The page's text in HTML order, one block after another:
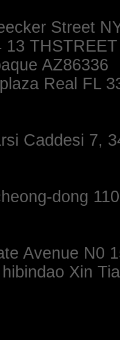
Street
13
AZ86336
Real FL
Caddesi 7,
dong
Avenue N0
Xin